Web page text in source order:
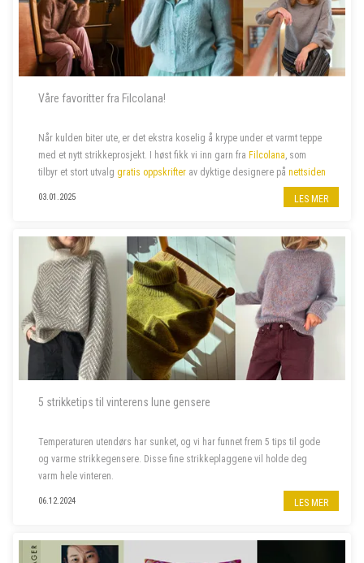
Våre favoritter fra Filcolana!
Når kulden biter ute, er det ekstra koselig å krype under et varmt teppe
med et nytt strikkeprosjekt. I høst fikk vi inn garn fra Filcolana , som
tilbyr et stort utvalg gratis oppskrifter av dyktige designere på nettsiden
03.01.2025 LES MER
5 strikketips til vinterens lune gensere
Temperaturen utendørs har sunket, og vi har funnet frem 5 tips til gode
og varme strikkegensere. Disse fine strikkeplaggene vil holde deg
varm hele vinteren.
06.12.2024 LES MER